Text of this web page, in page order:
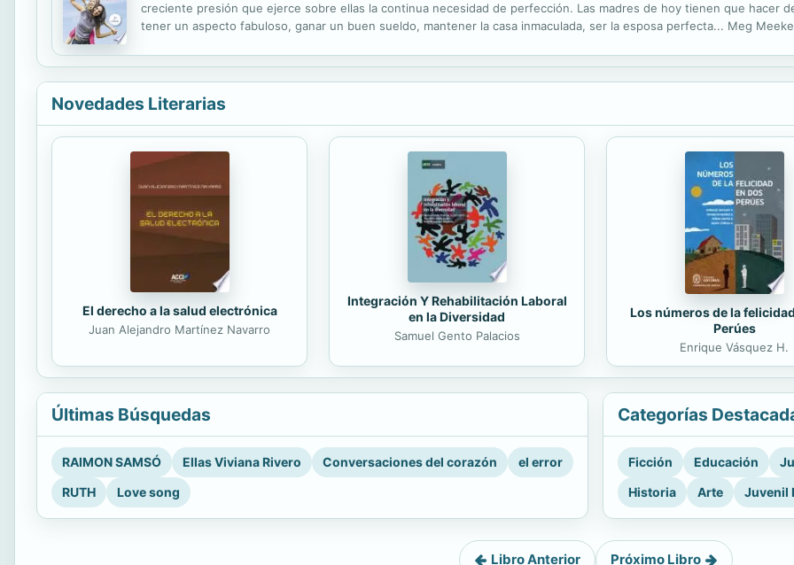
creciente presión que ejerce sobre ellas la continua necesidad de perfección. Las madres de hoy tienen que hacer
tener un aspecto fabuloso, ganar un buen sueldo, mantener la casa inmaculada, ser la esposa perfecta... Meg
Novedades Literarias
El derecho a la salud electrónica
Juan Alejandro Martínez Navarro
Integración Y Rehabilitación Laboral
en la Diversidad
Samuel Gento Palacios
Los números de la
Perúes
Enrique Vásquez H.
Últimas Búsquedas
RAIMON SAMSÓ Ellas Viviana Rivero Conversaciones del corazón
el error
RUTH
Love song
Categorías
Ficción Educación
Historia
Arte Juvenil
Libro Anterior Próximo Libro